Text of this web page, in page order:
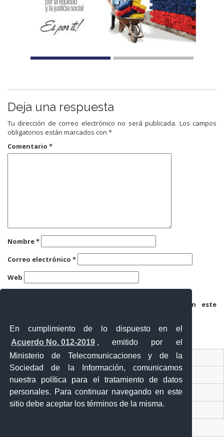
En cumplimiento de lo dispuesto en el
Acuerdo No. 012-2019 , emitido por el
Ministerio de Telecomunicaciones y de la
Sociedad de la Información, comunicamos
nuestra política para el tratamiento de datos
personales. Para continuar navegando en este
sitio debe aceptar los términos de la misma.
Deja una respuesta
Tu dirección de correo electrónico no será publicada. Los campos
obligatorios están marcados con *
Comentario *
Nombre*
Correo electrónico *
Web
Guarda mi nombre, correo electrónico y web en este
Ventanilla Única Virtual
Ventanilla Única de Comercio Exterior
Gobierno Abierto